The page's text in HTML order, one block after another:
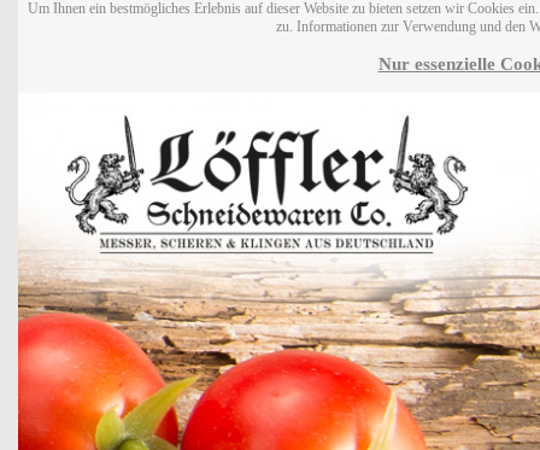
Um Ihnen ein bestmögliches Erlebnis auf dieser Website zu bieten setzen wir Cookies
zu. Informationen zur Verwendung und den
Nur essenzielle